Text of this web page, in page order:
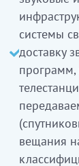
тікелей
арқылы
системы
доставку
программ,
вещания